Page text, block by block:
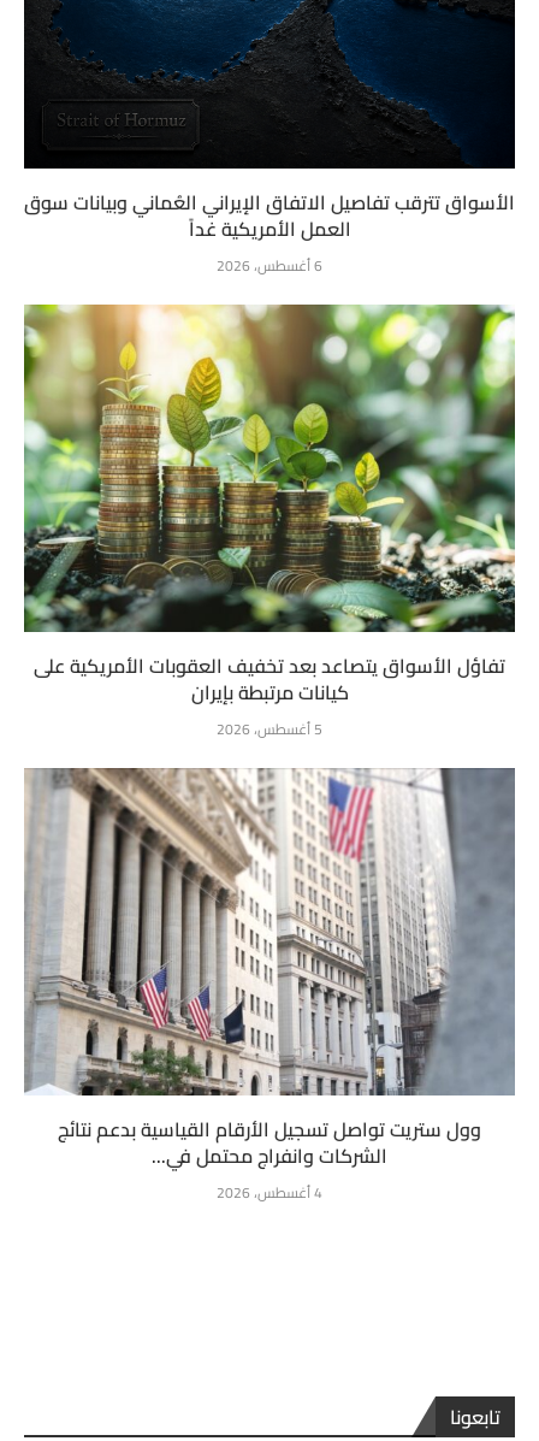
الأسواق تترقب تفاصيل الاتفاق الإيراني العُماني وبيانات سوق
العمل الأمريكية غداً
6 أغسطس، 2026
تفاؤل الأسواق يتصاعد بعد تخفيف العقوبات الأمريكية على
كيانات مرتبطة بإيران
5 أغسطس، 2026
وول ستريت تواصل تسجيل الأرقام القياسية بدعم نتائج
الشركات وانفراج محتمل في...
4 أغسطس، 2026
تابعونا